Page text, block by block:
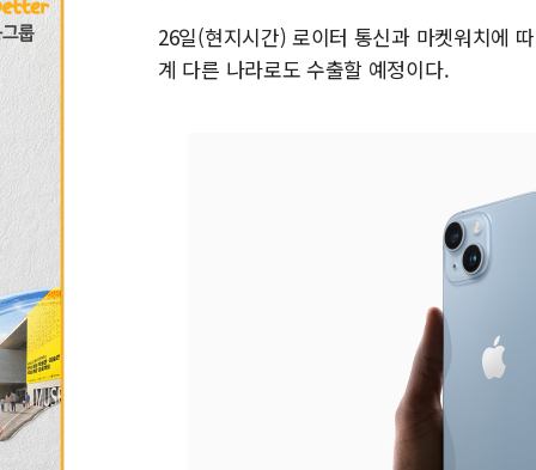
26일(현지시간) 로이터 통신과 마켓워치에
계 다른 나라로도 수출할 예정이다.